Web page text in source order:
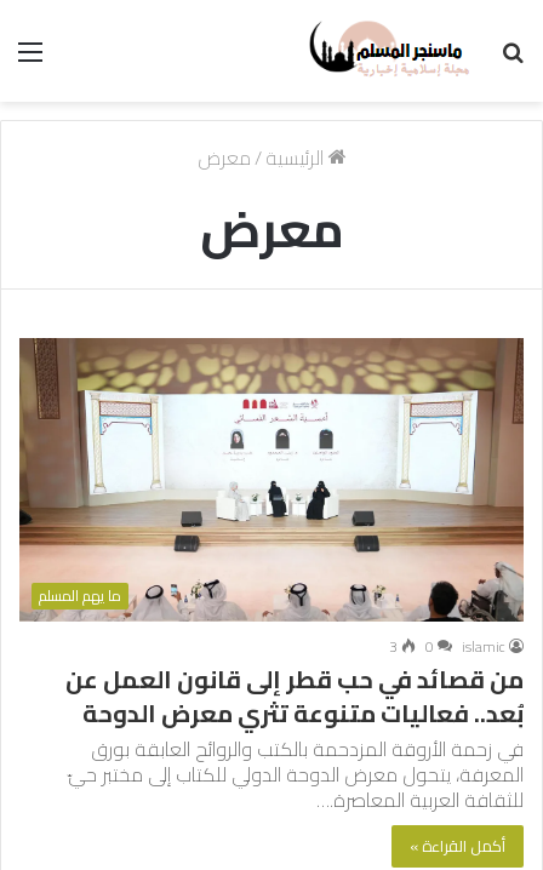
الرئيسية/معرض
معرض
ما يهم المسلم
islamic
0
3
من قصائد في حب قطر إلى قانون العمل عن
بُعد.. فعاليات متنوعة تثري معرض الدوحة
في زحمة الأروقة المزدحمة بالكتب والروائح العابقة بورق
المعرفة، يتحول معرض الدوحة الدولي للكتاب إلى مختبر حيّ
للثقافة العربية المعاصرة.…
أكمل القراءة »